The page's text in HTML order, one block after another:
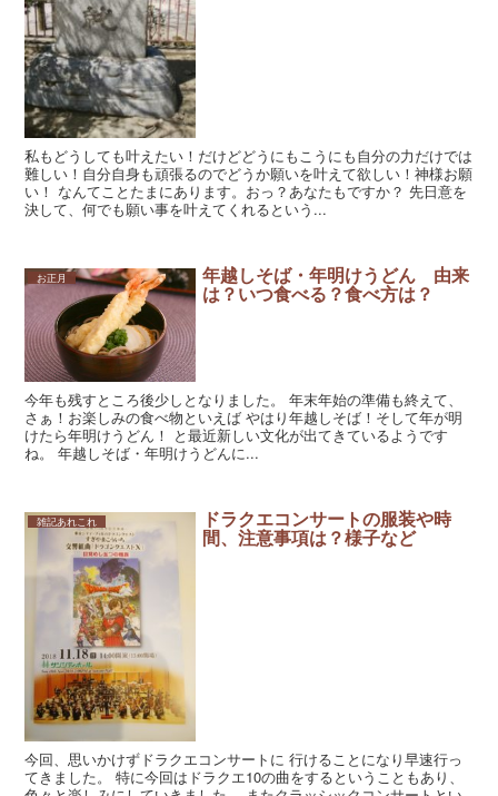
私もどうしても叶えたい！だけどどうにもこうにも自分の力だけでは
難しい！自分自身も頑張るのでどうか願いを叶えて欲しい！神様お願
い！ なんてことたまにあります。おっ？あなたもですか？ 先日意を
決して、何でも願い事を叶えてくれるという...
お正月 年越しそば・年明けうどん 由来
は？いつ食べる？食べ方は？
今年も残すところ後少しとなりました。 年末年始の準備も終えて、
さぁ！お楽しみの食べ物といえば やはり年越しそば！そして年が明
けたら年明けうどん！ と最近新しい文化が出てきているようです
ね。 年越しそば・年明けうどんに...
雑記あれこれ ドラクエコンサートの服装や時
間、注意事項は？様子など
今回、思いかけずドラクエコンサートに 行けることになり早速行っ
てきました。 特に今回はドラクエ10の曲をするということもあり、